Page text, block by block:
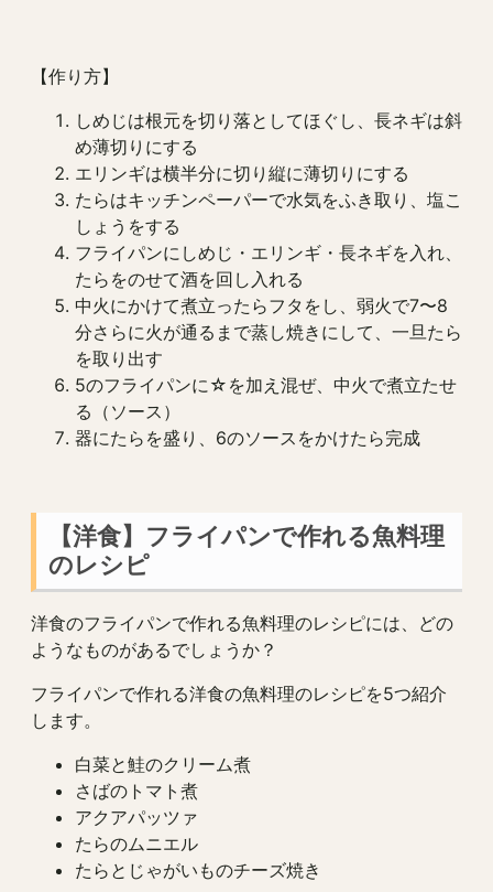
【作り方】
しめじは根元を切り落としてほぐし、長ネギは斜
め薄切りにする
エリンギは横半分に切り縦に薄切りにする
たらはキッチンペーパーで水気をふき取り、塩こ
しょうをする
フライパンにしめじ・エリンギ・長ネギを入れ、
たらをのせて酒を回し入れる
中火にかけて煮立ったらフタをし、弱火で7〜8
分さらに火が通るまで蒸し焼きにして、一旦たら
を取り出す
5のフライパンに☆を加え混ぜ、中火で煮立たせ
る（ソース）
器にたらを盛り、6のソースをかけたら完成
【洋食】フライパンで作れる魚料理
のレシピ
洋食のフライパンで作れる魚料理のレシピには、どの
ようなものがあるでしょうか？
フライパンで作れる洋食の魚料理のレシピを5つ紹介
します。
白菜と鮭のクリーム煮
さばのトマト煮
アクアパッツァ
たらのムニエル
たらとじゃがいものチーズ焼き